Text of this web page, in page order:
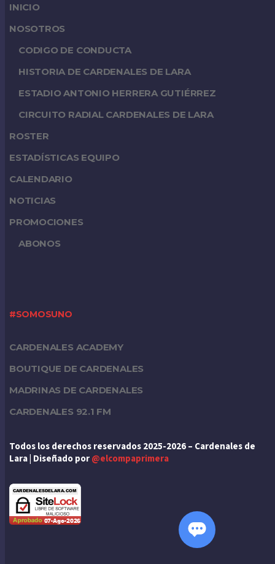
INICIO
NOSOTROS
CODIGO DE CONDUCTA
HISTORIA DE CARDENALES DE LARA
ESTADIO ANTONIO HERRERA GUTIÉRREZ
CIRCUITO RADIAL CARDENALES DE LARA
ROSTER
ESTADÍSTICAS EQUIPO
CALENDARIO
NOTICIAS
PROMOCIONES
ABONOS
#SOMOSUNO
CARDENALES ACADEMY
BOUTIQUE DE CARDENALES
MADRINAS DE CARDENALES
CARDENALES 92.1 FM
Todos los derechos reservados 2025-2026 – Cardenales de
Lara | Diseñado por@elcompaprimera